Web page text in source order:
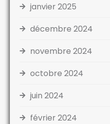
janvier 2025
décembre 2024
novembre 2024
octobre 2024
juin 2024
février 2024